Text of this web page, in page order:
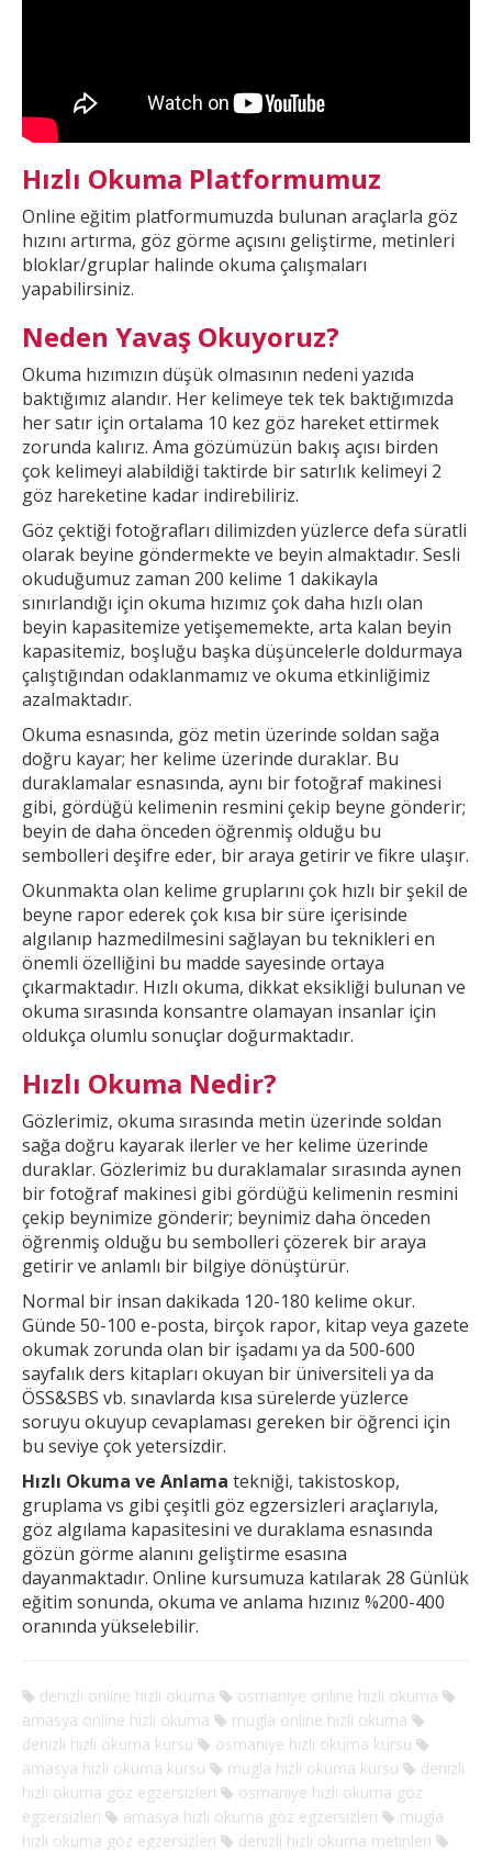
Hızlı Okuma Platformumuz
Online eğitim platformumuzda bulunan araçlarla göz
hızını artırma, göz görme açısını geliştirme, metinleri
bloklar/gruplar halinde okuma çalışmaları
yapabilirsiniz.
Neden Yavaş Okuyoruz?
Okuma hızımızın düşük olmasının nedeni yazıda
baktığımız alandır. Her kelimeye tek tek baktığımızda
her satır için ortalama 10 kez göz hareket ettirmek
zorunda kalırız. Ama gözümüzün bakış açısı birden
çok kelimeyi alabildiği taktirde birsatırlık kelimeyi 2
göz hareketine kadar indirebiliriz.
Göz çektiği fotoğrafları dilimizden yüzlerce defa süratli
olarak beyine göndermekte ve beyin almaktadır. Sesli
okuduğumuz zaman 200 kelime 1 dakikayla
sınırlandığı için okuma hızımız çok daha hızlı olan
beyin kapasitemize yetişememekte, arta kalan beyin
kapasitemiz, boşluğu başka düşüncelerle doldurmaya
çalıştığından odaklanmamız ve okuma etkinliğimiz
azalmaktadır.
Okuma esnasında, göz metin üzerinde soldan sağa
doğru kayar; her kelime üzerinde duraklar. Bu
duraklamalar esnasında, aynı bir fotoğraf makinesi
gibi, gördüğü kelimenin resmini çekip beyne gönderir;
beyin de daha önceden öğrenmiş olduğu bu
sembolleri deşifre eder, bir araya getirir ve fikre ulaşır.
Okunmakta olan kelime gruplarını çok hızlı bir şekil de
beyne rapor ederek çok kısa bir süre içerisinde
algılanıp hazmedilmesini sağlayan bu teknikleri en
önemli özelliğini bu madde sayesinde ortaya
çıkarmaktadır. Hızlı okuma, dikkateksikliği bulunan ve
okuma sırasında konsantre olamayan insanlar için
oldukça olumlu sonuçlar doğurmaktadır.
Hızlı Okuma Nedir?
Gözlerimiz, okuma sırasında metin üzerinde soldan
sağa doğru kayarak ilerler ve her kelime üzerinde
duraklar. Gözlerimiz bu duraklamalar sırasında aynen
bir fotoğraf makinesi gibi gördüğü kelimenin resmini
çekip beynimize gönderir; beynimiz daha önceden
öğrenmiş olduğu bu sembolleri çözerek bir araya
getirir ve anlamlı bir bilgiye dönüştürür.
Normal bir insan dakikada 120-180 kelime okur.
Günde 50-100 e-posta, birçok rapor, kitap veya gazete
okumak zorunda olan bir işadamı ya da 500-600
sayfalık ders kitapları okuyan bir üniversiteli ya da
ÖSS&SBS vb. sınavlarda kısa sürelerde yüzlerce
soruyu okuyup cevaplaması gereken bir öğrenci için
bu seviye çok yetersizdir.
Hızlı Okuma ve Anlama tekniği, takistoskop,
gruplama vs gibi çeşitli göz egzersizleri araçlarıyla,
göz algılama kapasitesini ve duraklama esnasında
gözün görme alanını geliştirme esasına
dayanmaktadır. Online kursumuza katılarak 28 Günlük
eğitim sonunda, okuma ve anlama hızınız %200-400
oranında yükselebilir.
denizli online hizli okuma
osmaniye online hizli okuma
amasya online hizli okuma
mugla online hizli okuma
denizli hızlı okuma kursu
osmaniye hızlı okuma kursu
amasya hızlı okuma kursu
mugla hızlı okuma kursu
denizli
hızlı okuma göz egzersizleri
osmaniye hızlı okuma göz
egzersizleri
amasya hızlı okuma göz egzersizleri
mugla
hızlı okuma göz egzersizleri
denizli hızlı okuma metinleri